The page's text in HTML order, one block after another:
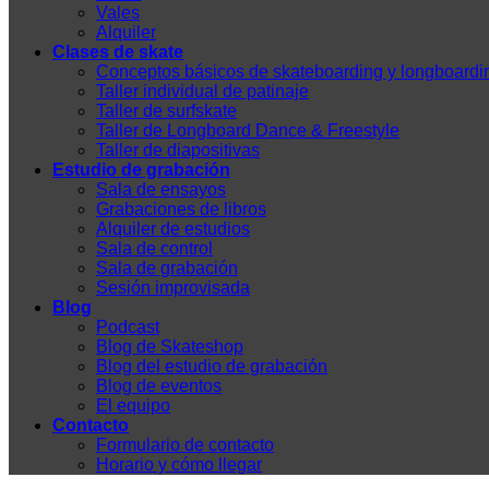
Vales
Alquiler
Clases de skate
Conceptos básicos de skateboarding y
Taller individual de patinaje
Taller de surfskate
Taller de Longboard Dance & Freestyle
Taller de diapositivas
Estudio de grabación
Sala de ensayos
Grabaciones de libros
Alquiler de estudios
Sala de control
Sala de grabación
Sesión improvisada
Blog
Podcast
Blog de Skateshop
Blog del estudio de grabación
Blog de eventos
El equipo
Contacto
Formulario de contacto
Horario y cómo llegar